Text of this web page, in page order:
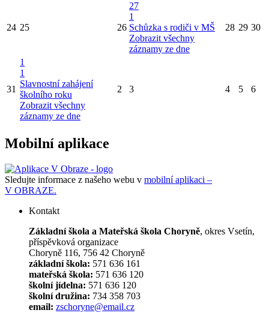
24 25 26
27
1
Schůzka s rodiči v MŠ
Zobrazit všechny
záznamy ze dne
28 29 30
31
1
1
Slavnostní zahájení
školního roku
Zobrazit všechny
záznamy ze dne
2 3 4 5 6
Mobilní aplikace
Sledujte informace z našeho webu v mobilní aplikaci –
V OBRAZE.
Kontakt
Základní škola a Mateřská škola Choryně, okres Vsetín,
příspěvková organizace
Choryně 116, 756 42 Choryně
základní škola: 571 636 161
mateřská škola: 571 636 120
školní jídelna: 571 636 120
školní družina: 734 358 703
email: zschoryne@email.cz